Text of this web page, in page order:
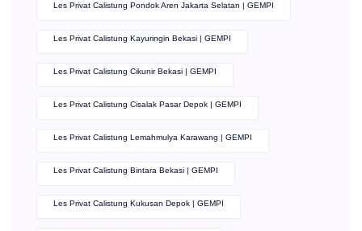
Les Privat Calistung Pondok Aren Jakarta Selatan | GEMPI
Les Privat Calistung Kayuringin Bekasi | GEMPI
Les Privat Calistung Cikunir Bekasi | GEMPI
Les Privat Calistung Cisalak Pasar Depok | GEMPI
Les Privat Calistung Lemahmulya Karawang | GEMPI
Les Privat Calistung Bintara Bekasi | GEMPI
Les Privat Calistung Kukusan Depok | GEMPI